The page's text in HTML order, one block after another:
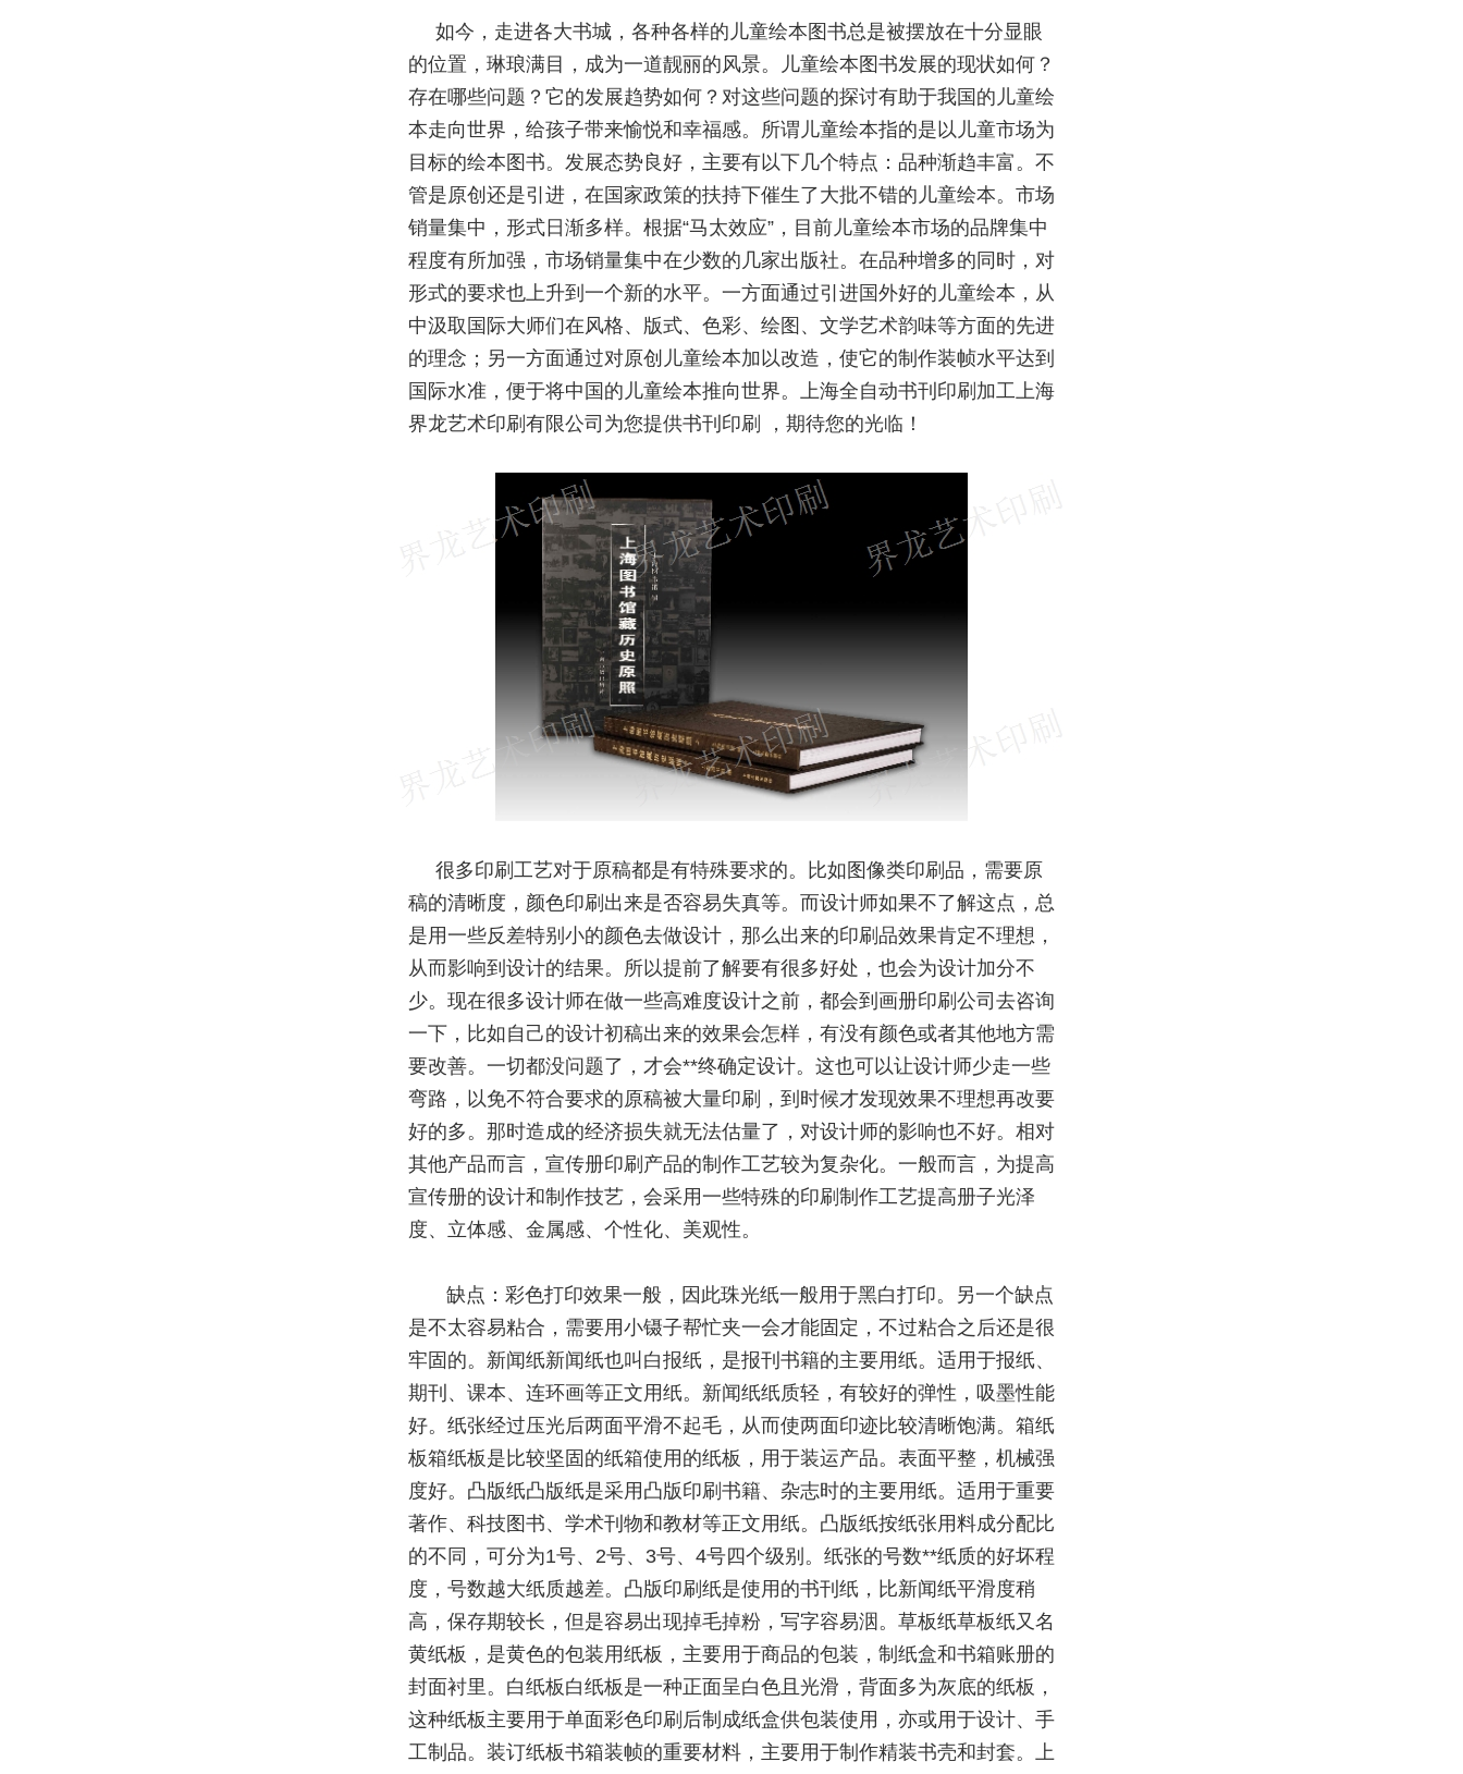
如今，走进各大书城，各种各样的儿童绘本图书总是被摆放在十分显眼
的位置，琳琅满目，成为一道靓丽的风景。儿童绘本图书发展的现状如何？
存在哪些问题？它的发展趋势如何？对这些问题的探讨有助于我国的儿童绘
本走向世界，给孩子带来愉悦和幸福感。所谓儿童绘本指的是以儿童市场为
目标的绘本图书。发展态势良好，主要有以下几个特点：品种渐趋丰富。不
管是原创还是引进，在国家政策的扶持下催生了大批不错的儿童绘本。市场
销量集中，形式日渐多样。根据“马太效应”，目前儿童绘本市场的品牌集中
程度有所加强，市场销量集中在少数的几家出版社。在品种增多的同时，对
形式的要求也上升到一个新的水平。一方面通过引进国外好的儿童绘本，从
中汲取国际大师们在风格、版式、色彩、绘图、文学艺术韵味等方面的先进
的理念；另一方面通过对原创儿童绘本加以改造，使它的制作装帧水平达到
国际水准，便于将中国的儿童绘本推向世界。上海全自动书刊印刷加工上海
界龙艺术印刷有限公司为您提供书刊印刷 ，期待您的光临！
很多印刷工艺对于原稿都是有特殊要求的。比如图像类印刷品，需要原
稿的清晰度，颜色印刷出来是否容易失真等。而设计师如果不了解这点，总
是用一些反差特别小的颜色去做设计，那么出来的印刷品效果肯定不理想，
从而影响到设计的结果。所以提前了解要有很多好处，也会为设计加分不
少。现在很多设计师在做一些高难度设计之前，都会到画册印刷公司去咨询
一下，比如自己的设计初稿出来的效果会怎样，有没有颜色或者其他地方需
要改善。一切都没问题了，才会**终确定设计。这也可以让设计师少走一些
弯路，以免不符合要求的原稿被大量印刷，到时候才发现效果不理想再改要
好的多。那时造成的经济损失就无法估量了，对设计师的影响也不好。相对
其他产品而言，宣传册印刷产品的制作工艺较为复杂化。一般而言，为提高
宣传册的设计和制作技艺，会采用一些特殊的印刷制作工艺提高册子光泽
度、立体感、金属感、个性化、美观性。
缺点：彩色打印效果一般，因此珠光纸一般用于黑白打印。另一个缺点
是不太容易粘合，需要用小镊子帮忙夹一会才能固定，不过粘合之后还是很
牢固的。新闻纸新闻纸也叫白报纸，是报刊书籍的主要用纸。适用于报纸、
期刊、课本、连环画等正文用纸。新闻纸纸质轻，有较好的弹性，吸墨性能
好。纸张经过压光后两面平滑不起毛，从而使两面印迹比较清晰饱满。箱纸
板箱纸板是比较坚固的纸箱使用的纸板，用于装运产品。表面平整，机械强
度好。凸版纸凸版纸是采用凸版印刷书籍、杂志时的主要用纸。适用于重要
著作、科技图书、学术刊物和教材等正文用纸。凸版纸按纸张用料成分配比
的不同，可分为1号、2号、3号、4号四个级别。纸张的号数**纸质的好坏程
度，号数越大纸质越差。凸版印刷纸是使用的书刊纸，比新闻纸平滑度稍
高，保存期较长，但是容易出现掉毛掉粉，写字容易洇。草板纸草板纸又名
黄纸板，是黄色的包装用纸板，主要用于商品的包装，制纸盒和书箱账册的
封面衬里。白纸板白纸板是一种正面呈白色且光滑，背面多为灰底的纸板，
这种纸板主要用于单面彩色印刷后制成纸盒供包装使用，亦或用于设计、手
工制品。装订纸板书箱装帧的重要材料，主要用于制作精装书壳和封套。上